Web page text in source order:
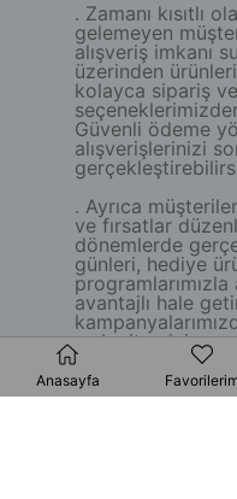
. Zamanı kısıtlı
gelemeyen
alışveriş imkanı
üzerinden
kolayca sipariş
Güvenli ödeme
alışverişlerinizi
. Ayrıca
ve fırsatlar
dönemlerde
günleri, hediye
avantajlı hale
web sitemizi ve
hesaplarımızı
. Sorularınız,
Anasayfa